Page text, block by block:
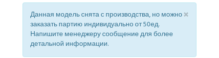
×
Данная модель снята с производства, но можно
заказать партию индивидуально от 50ед.
Напишите менеджеру сообщение для более
детальной информации.